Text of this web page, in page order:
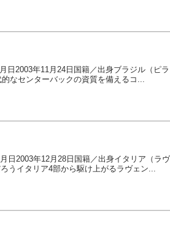
日2003年11月24日国籍／出身ブラジル（ピ
なセンターバックの資質を備えるコ...
日2003年12月28日国籍／出身イタリア（ラ
うイタリア4部から駆け上がるラヴェン...